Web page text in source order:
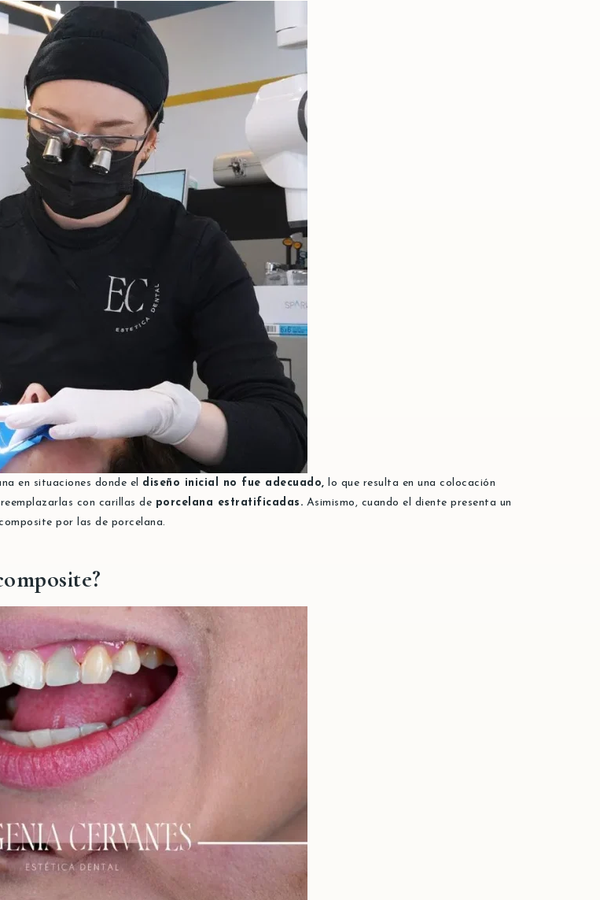
en situaciones donde el diseño inicial no fue adecuado, lo que resulta en una colocación
con carillas de porcelana estratificadas. Asimismo, cuando el diente presenta un
por las de porcelana.